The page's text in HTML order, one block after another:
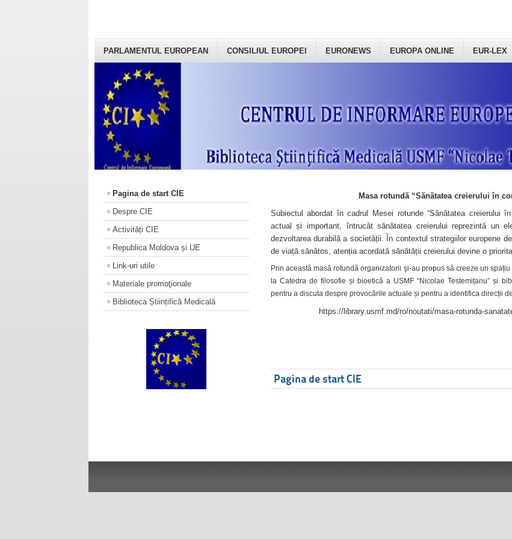
PARLAMENTUL EUROPEAN CONSILIUL EUROPEI EURONEWS EUROPA ONLINE EUR-LEX
Pagina de start CIE
Despre CIE
Activități CIE
Republica Moldova și UE
Link-uri utile
Materiale promoţionale
Biblioteca Științifică Medicală
Masa rotundă “Sănătatea creierului în
Subiectul abordat în cadrul Mesei rotunde “Sănătatea creierului
actual și important, întrucât sănătatea creierului reprezintă un
dezvoltarea durabilă a societății. În contextul strategiilor europene
de viață sănătos, atenția acordată sănătății creierului devine o
Prin această masă rotundă organizatorii şi-au propus să creeze un
la Catedra de filosofie și bioetică a USMF “Nicolae Testemițanu” și
pentru a discuta despre provocările actuale și pentru a identifica direcții
https://library.usmf.md/ro/noutati/masa-rotunda-
Pagina de start CIE